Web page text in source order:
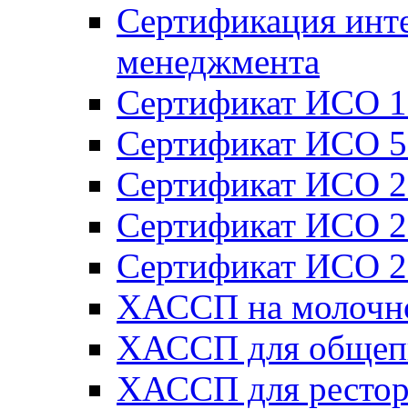
Сертификация
менеджмента
Сертификат ИСО
Сертификат ИСО
Сертификат ИСО
Сертификат ИСО
Сертификат ИСО
ХАССП на
ХАССП для
ХАССП для